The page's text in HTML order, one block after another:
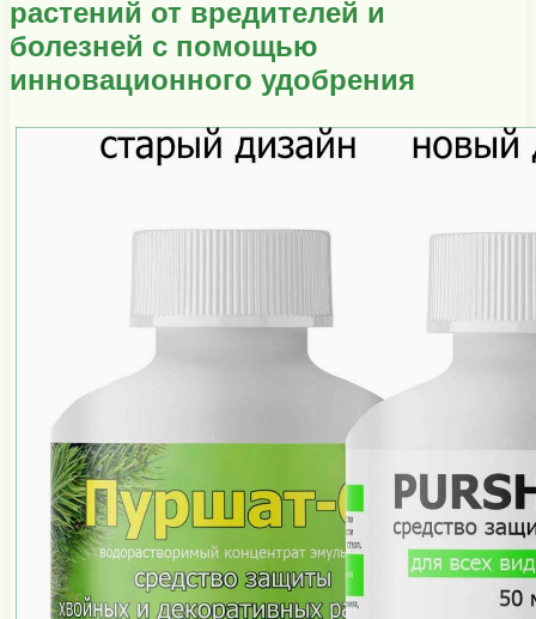
растений от вредителей и
болезней с помощью
инновационного удобрения